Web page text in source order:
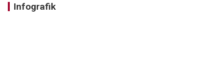
Infografik